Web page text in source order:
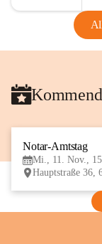
Notar-Amtstag
Mi., 11. Nov.,
Hauptstraße 36,